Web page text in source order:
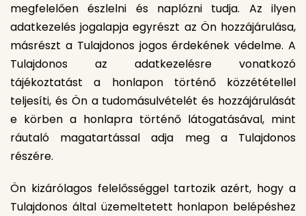
megfelelően észlelni és naplózni tudja. Az ilyen
adatkezelés jogalapja egyrészt az Ön hozzájárulása,
másrészt a Tulajdonos jogos érdekének védelme. A
Tulajdonos az adatkezelésre vonatkozó
tájékoztatást a honlapon történő közzététellel
teljesíti, és Ön a tudomásulvételét és hozzájárulását
e körben a honlapra történő látogatásával, mint
ráutaló magatartással adja meg a Tulajdonos
részére.
Ön kizárólagos felelősséggel tartozik azért, hogy a
Tulajdonos által üzemeltetett honlapon belépéshez